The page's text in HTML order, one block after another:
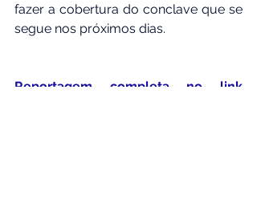
fazer a cobertura do conclave que se
segue nos próximos dias.
Reportagem completa no link